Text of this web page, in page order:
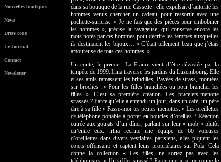
Nouvelles boutiques
News
Dress code
Le Journal
Contact
Newsletter
dans sa boutique de la rue Cassette : elle expulsait d’autorité les
hommes venus chercher un cadeau pour ressortir avec une
pochette-surprise. « Je ne fais que des pièces pour embobiner
les hommes », précise la ravageuse, qui conserve encore les
mots notés par ces hommes pour décrire les femmes auxquelles
ils destinaient les bijoux… « C’était tellement beau que j’étais
amoureuse de tous ces hommes. »
Un conte, le premier. La France vient d’être dévastée par la
tempête de 1999. Irina traverse les jardins du Luxembourg. Elle
et ses amis ramassent les brindilles. Pavées de strass, montées
sur broches : « Pour les filles branchées ou pour brancher les
filles ». C’est sa première création. Les bracelets-menotte
strassés ? Parce qu’elle a entendu un jour, dans un café, un père
dire à sa fille « Passe-moi tes petites menottes. » Les oreillettes
de téléphone portable à porter en boucles d’oreilles ? Réaction
outrée aux goujats d’un dîner, parlant sur leur « mob » plutôt
qu’entre eux. Irina recrute une équipe de 60 voleuses
d’oreillettes dans divers vestiaires parisiens, elles piquent les
objets offensants et captent leurs propriétaires sur Pola. Cela
donne la collection « Les filles, ne sortez pas avec les
téléphonistes. » Un sifflet strassé ? Parce que « ça me coupe le